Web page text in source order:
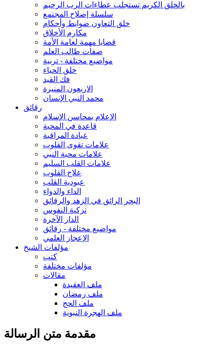
بالخلق الكريم تستجلب عطاءات الرب الرحيم
سلسلة إصلاح المجتمع
خلق التعاون ضوابط وأحكام
مكارم الأخلاق
قضايا مهمة لعامة الأمة
صفات طالب العلم
مواضيع مختلفة - تربية
خلق الحياء
فك القيد
الاربعون المنيرة
محمد النبي الإنسان
رقائق
الإعلام بمحاسن الإسلام
قاعدة في المحبة
عبادة المراقبة
علامات تقوى القلوب
علامات محبة النبي
علامات القلب السليم
علاج القلوب
عبودية القلب
الداء والدواء
البحر الرائق في الزهد والرقائق
تزكية النفوس
الدار الآخرة
مواضيع مختلفة - رقائق
الإعجاز العلمي
مؤلفات الشيخ
كتب
مؤلفات مختلفة
مقالات
ملف العقيدة
ملف رمضان
ملف الحج
ملف الهجرة النبوية
مقدمة متن الرسالة